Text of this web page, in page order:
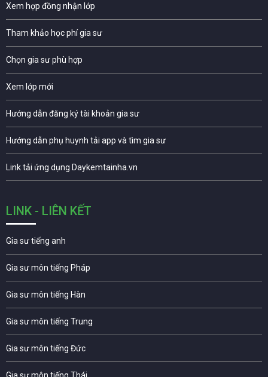
Xem hợp đồng nhận lớp
Tham khảo học phí gia sư
Chọn gia sư phù hợp
Xem lớp mới
Hướng dẫn đăng ký tài khoản gia sư
Hướng dẫn phụ huynh tải app và tìm gia sư
Link tải ứng dụng Daykemtainha.vn
LINK - LIÊN KẾT
Gia sư tiếng anh
Gia sư môn tiếng Pháp
Gia sư môn tiếng Hàn
Gia sư môn tiếng Trung
Gia sư môn tiếng Đức
Gia sư môn tiếng Thái